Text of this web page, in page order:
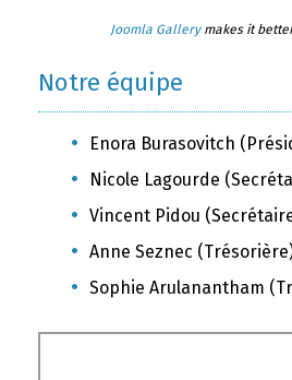
Joomla Gallerymakes it
Notre équipe
Enora Burasovitch
Nicole Lagourde
Vincent Pidou
Anne Seznec
Sophie Arulanantham